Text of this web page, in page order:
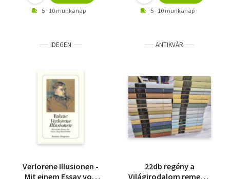
5 - 10 munkanap 5 - 10 munkanap
IDEGEN
Verlorene Illusionen -
Mit einem Essay von
ANTIKVÁR
22db regény a
Világirodalom remekei